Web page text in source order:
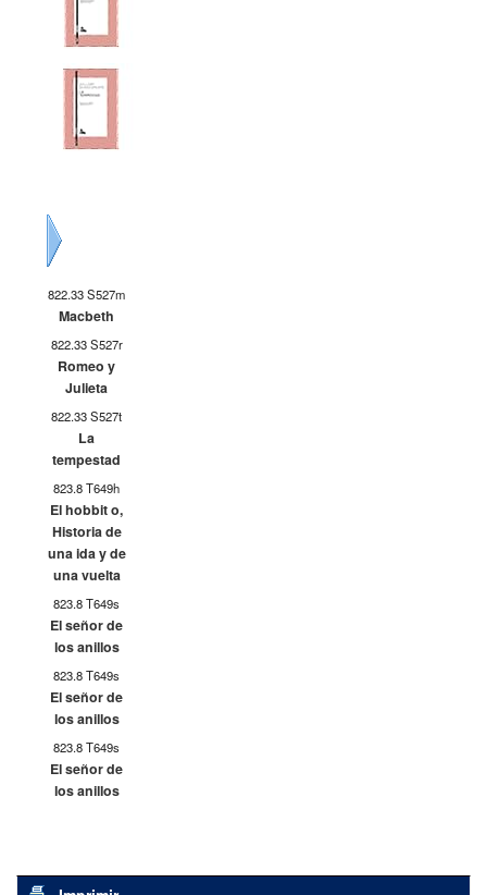
822.33 S527m
Macbeth
822.33 S527r
Romeo y
Julieta
822.33 S527t
La
tempestad
823.8 T649h
El hobbit o,
Historia de
una ida y de
una vuelta
823.8 T649s
El señor de
los anillos
823.8 T649s
El señor de
los anillos
823.8 T649s
El señor de
los anillos